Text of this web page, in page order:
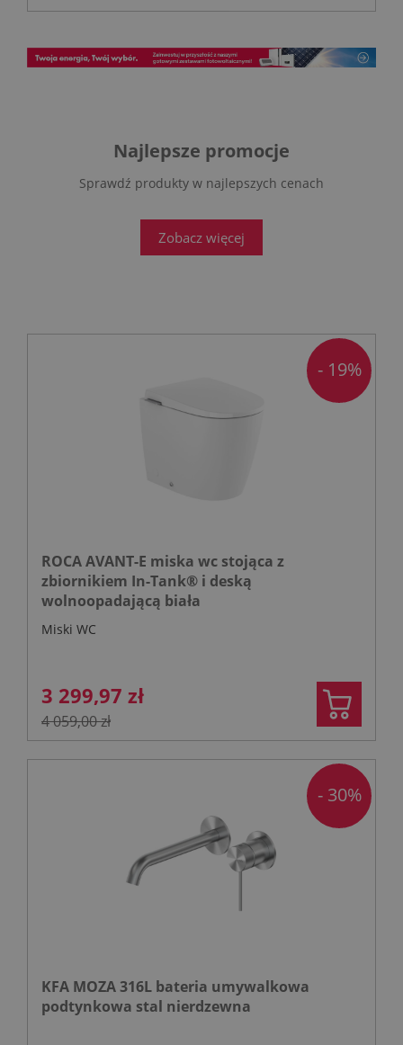
Najlepsze promocje
Sprawdź produkty w najlepszych cenach
Zobacz więcej
ROCA AVANT-E miska wc stojąca z
zbiornikiem In-Tank® i deską
wolnoopadającą biała
Miski WC
3 299,97 zł
4 059,00 zł
- 19%
KFA MOZA 316L bateria umywalkowa
podtynkowa stal nierdzewna
- 30%